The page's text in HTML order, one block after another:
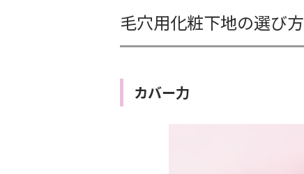
毛穴用化粧下地の選び方
カバー力